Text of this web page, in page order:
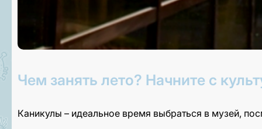
Чем занять лето? Начните с
Каникулы – идеальное время выбраться в музей,